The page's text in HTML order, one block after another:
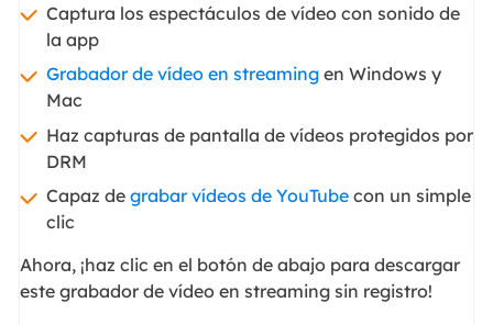
Captura los espectáculos de vídeo con sonido de
la app
Grabador de vídeo en streamingen Windows y
Mac
Haz capturas de pantalla de vídeos protegidos por
DRM
Capaz de grabar vídeos de YouTubecon un simple
clic
Ahora, ¡haz clic en el botón de abajo para descargar
este grabador de vídeo en streaming sin registro!
